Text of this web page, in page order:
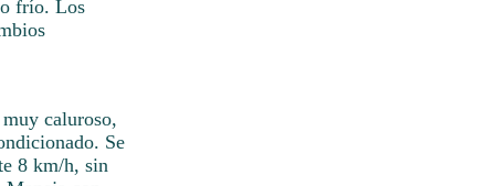
frío. Los
caluroso,
Se
8 km/h, sin